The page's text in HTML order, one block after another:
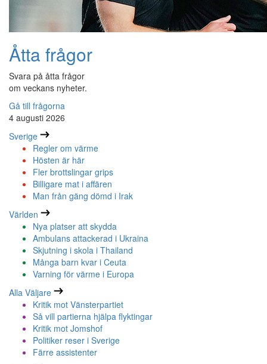
Åtta frågor
Svara på åtta frågor
om veckans nyheter.
Gå till frågorna
4 augusti 2026
Sverige
Regler om värme
Hösten är här
Fler brottslingar grips
Billigare mat i affären
Man från gäng dömd i Irak
Världen
Nya platser att skydda
Ambulans attackerad i Ukraina
Skjutning i skola i Thailand
Många barn kvar i Ceuta
Varning för värme i Europa
Alla Väljare
Kritik mot Vänsterpartiet
Så vill partierna hjälpa flyktingar
Kritik mot Jomshof
Politiker reser i Sverige
Färre assistenter